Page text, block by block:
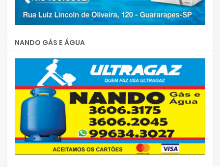
NANDO GÁS E ÁGUA